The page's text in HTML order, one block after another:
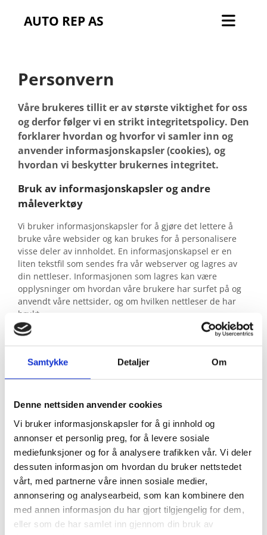
Samtykke Detaljer Om
Denne nettsiden anvender cookies
Vi bruker informasjonskapsler for å gi innhold og
annonser et personlig preg, for å levere sosiale
mediefunksjoner og for å analysere trafikken vår. Vi deler
dessuten informasjon om hvordan du bruker nettstedet
vårt, med partnerne våre innen sosiale medier,
annonsering og analysearbeid, som kan kombinere den
med annen informasjon du har gjort tilgjengelig for dem,
eller som de har samlet inn gjennom din bruk av
AUTO REP AS
Personvern
Våre brukeres tillit er av største viktighet for oss
og derfor følger vi en strikt integritetspolicy. Den
forklarer hvordan og hvorfor vi samler inn og
anvender informasjonskapsler (cookies), og
hvordan vi beskytter brukernes integritet.
Bruk av informasjonskapsler og andre
måleverktøy
Vi bruker informasjonskapsler for å gjøre det lettere å
bruke våre websider og kan brukes for å personalisere
visse deler av innholdet. En informasjonskapsel er en
liten tekstfil som sendes fra vår webserver og lagres av
din nettleser. Informasjonen som lagres kan være
opplysninger om hvordan våre brukere har surfet på og
anvendt våre nettsider, og om hvilken nettleser de har
brukt.
Vi anvender statistikk om brukere og
inneholder aldri noen form for personlig informasjon, alt
er anonymt. IP-adresser lagres ikke i vår database der vi
deg som bruker aldri kobles sammen med din identitet.
de tilfeller du selv aktivt registrerer deg på nettstedet.
Formål
Utvikle og forbedre nettstedet gjennom å forstå
hvordan det anvendes.
Beregne og rapportere brukerantall og trafikk.